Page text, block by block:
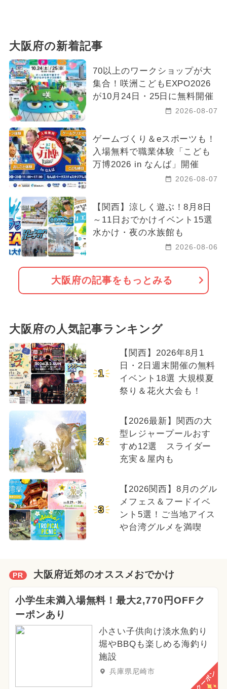
大阪府の新着記事
70以上のワークショップが大
集合！咲洲こどもEXPO2026
が10月24日・25日に無料開催
2026-08-07
ゲームづくり＆eスポーツも！
入場無料で職業体験「こども
万博2026 in なんば」開催
2026-08-07
【関西】涼しく遊ぶ！8月8日
～11日おでかけイベント15選
水かけ・夜の水族館も
2026-08-06
大阪府の記事をもっとみる
大阪府の人気記事ランキング
1
【関西】2026年8月1
日・2日週末開催の無料
イベント18選 大規模夏
祭り＆花火大会も！
2
【2026最新】関西の大
型レジャープールおす
すめ12選 スライダー
充実＆屋内も
3
【2026関西】8月のグル
メフェス＆フードイベ
ント5選！ご当地アイス
や台湾グルメを満喫
PR 大阪府近郊のオススメおでかけ
小学生未満入場無料！最大2,770円OFFク
ーポンあり
小さい子供向け淡水魚釣り
堀やBBQも楽しめる海釣り
施設
兵庫県尼崎市 クーポン